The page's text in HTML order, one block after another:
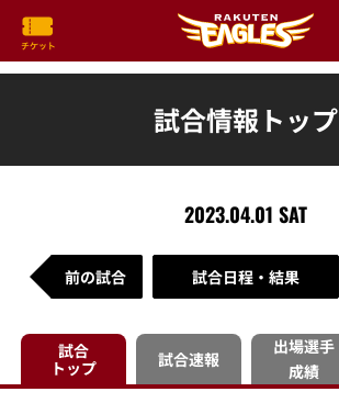
試合情報トップ
2023.04.01 SAT
前の試合 試合日程・結果
試合
トップ
試合速報
出場選手
成績